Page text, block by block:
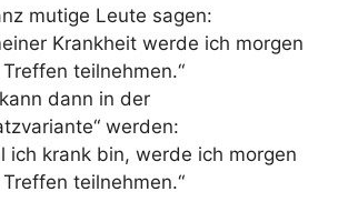
mutige Leute sagen:
Krankheit werde ich morgen
teilnehmen.“
dann in der
werden:
ich krank bin, werde ich morgen
teilnehmen.“